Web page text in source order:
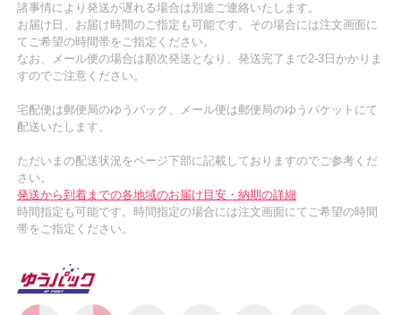
諸事情により発送が遅れる場合は別途ご連絡いたします。
お届け日、お届け時間のご指定も可能です。その場合には注文画面に
てご希望の時間帯をご指定ください。
なお、メール便の場合は順次発送となり、発送完了まで2-3日かかりま
すのでご注意ください。
宅配便は郵便局のゆうパック、メール便は郵便局のゆうパケットにて
配送いたします。
ただいまの配送状況をページ下部に記載しておりますのでご参考くだ
さい。
発送から到着までの各地域のお届け目安・納期の詳細
時間指定も可能です。時間指定の場合には注文画面にてご希望の時間
帯をご指定ください。